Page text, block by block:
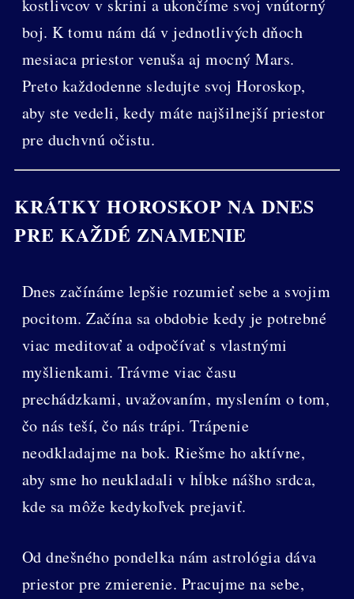
kostlivcov v skrini a ukončíme svoj vnútorný
boj. K tomu nám dá v jednotlivých dňoch
mesiaca priestor venuša aj mocný Mars.
Preto každodenne sledujte svoj Horoskop,
aby ste vedeli, kedy máte najšilnejší priestor
pre duchvnú očistu.
KRÁTKY HOROSKOP NA DNES
PRE KAŽDÉ ZNAMENIE
Dnes začínáme lepšie rozumieť sebe a svojim
pocitom. Začína sa obdobie kedy je potrebné
viac meditovať a odpočívať s vlastnými
myšlienkami. Trávme viac času
prechádzkami, uvažovaním, myslením o tom,
čo nás teší, čo nás trápi. Trápenie
neodkladajme na bok. Riešme ho aktívne,
aby sme ho neukladali v hĺbke nášho srdca,
kde sa môže kedykoľvek prejaviť.
Od dnešného pondelka nám astrológia dáva
priestor pre zmierenie. Pracujme na sebe,